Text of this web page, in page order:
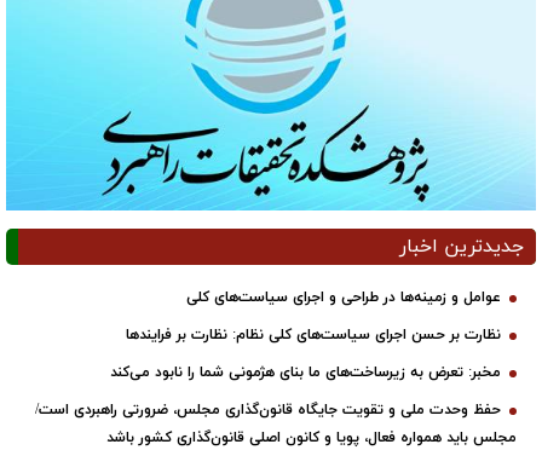
جدیدترین اخبار
عوامل و زمینه‌ها در طراحی و اجرای سیاست‌های کلی
نظارت بر حسن اجرای سیاست‌های کلی نظام: نظارت بر فرایندها
مخبر: تعرض به زیرساخت‌های ما بنای هژمونی شما را نابود می‌کند
حفظ وحدت ملی و تقویت جایگاه قانون‌گذاری مجلس، ضرورتی راهبردی است/
مجلس باید همواره فعال، پویا و کانون اصلی قانون‌گذاری کشور باشد